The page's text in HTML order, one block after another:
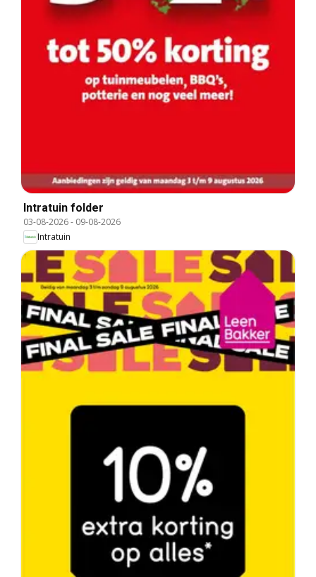
Intratuin folder
03-08-2026- 09-08-2026
Intratuin